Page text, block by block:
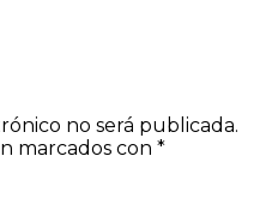
no será publicada.
marcados con *